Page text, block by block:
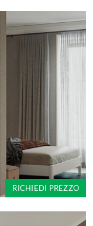
RICHIEDI PREZZO